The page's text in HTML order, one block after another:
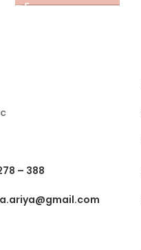
– 388